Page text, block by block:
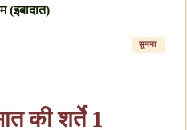
(इबादात)
सुनना
की शर्ते 1